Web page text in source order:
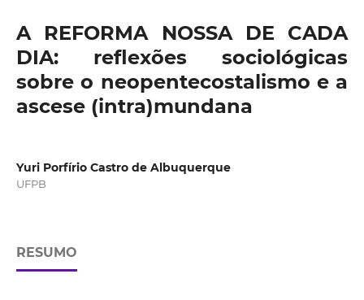
A REFORMA NOSSA DE CADA
DIA: reflexões sociológicas
sobre o neopentecostalismo e a
ascese (intra)mundana
Yuri Porfírio Castro de Albuquerque
UFPB
RESUMO